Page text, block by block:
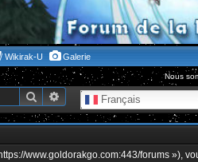
Wikirak-U Galerie
Nous
Français
RechercherRecherche avancée
www.goldorakgo.com:443/forums »),